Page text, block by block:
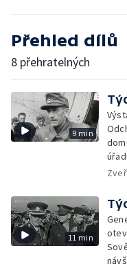
Přehled dílů
8 přehratelných
9 min
—
11 min